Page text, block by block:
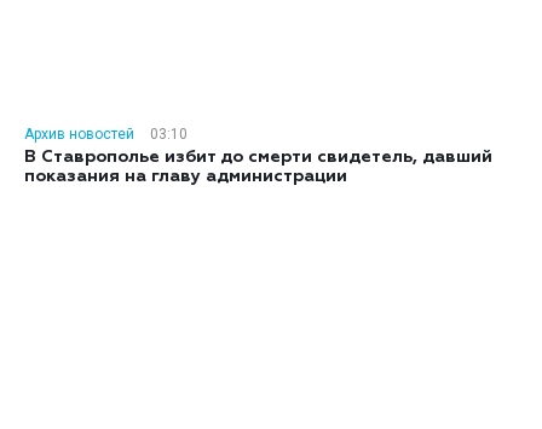
Архив новостей
03:10
В Ставрополье избит до смерти свидетель, давший
показания на главу администрации